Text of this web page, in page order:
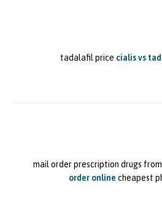
tadalafil price cialis vs
mail order prescription drugs
order online cheapest